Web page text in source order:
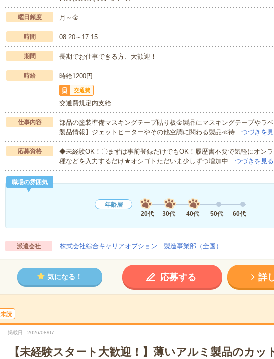
曜日頻度 月～金
時間 08:20～17:15
期間 長期でお仕事できる方、大歓迎！
時給 時給1200円
交通費
交通費規定内支給
仕事内容
部品の塗装準備マスキングテープ貼り板金製品にマスキングテープやラ
製品情報】ジェットヒーターやその他空調に関わる製品≪待…つづきを
応募資格
◆未経験OK！〇まずは事前登録だけでもOK！履歴書不要で気軽にオン
種などを入力するだけ★オシゴトただいま少しずつ増加中…つづきを見る
職場の雰囲気
年齢層
20代
30代 40代 50代 60代
派遣会社 株式会社綜合キャリアオプション 製造事業部（全国）
気になる！ 応募する 詳
未読
掲載日 2026/08/07
【未経験スタート大歓迎！】薄いアルミ製品のカッ